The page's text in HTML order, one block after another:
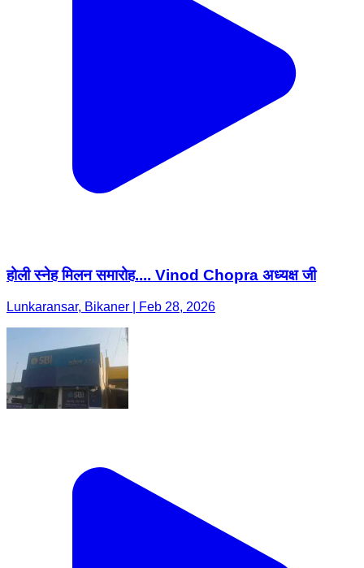
होली स्नेह मिलन समारोह.... Vinod Chopra अध्यक्ष जी
Lunkaransar, Bikaner | Feb 28, 2026